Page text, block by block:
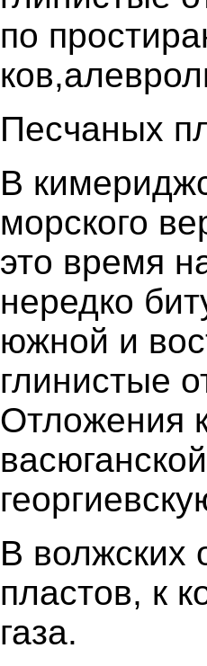
по
Песчаных
В
морского
это время
нередко
южной и
глинистые
Отложения
В волжских
пластов, к
газа.